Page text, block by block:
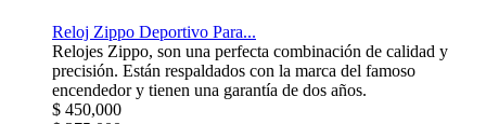
Reloj Zippo Deportivo Para...
Relojes Zippo, son una perfecta combinación de calidad y
precisión. Están respaldados con la marca del famoso
encendedor y tienen una garantía de dos años.
$ 450,000